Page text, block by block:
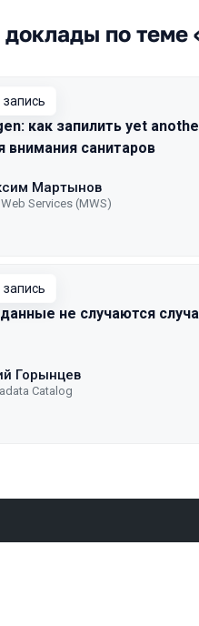
по теме
как запилить yet
внимания санитаров
Мартынов
Services (MWS)
не случаются
Горынцев
Catalog